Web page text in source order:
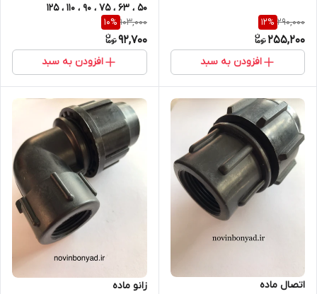
290,000
12%
255,200
افزودن به سبد
50 ، 63 ، 75 ، 90 ، 110 ، 125
103,000
10%
92,700
افزودن به سبد
اتصال ماده زانو ماده